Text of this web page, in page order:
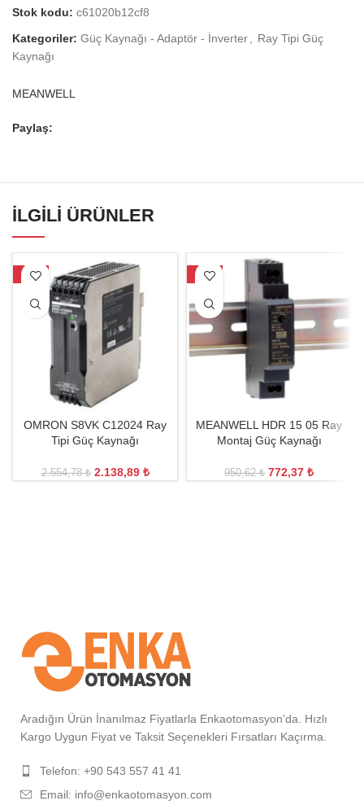
Stok kodu: c61020b12cf8
Kategoriler: Güç Kaynağı - Adaptör - İnverter
Ray Tipi Güç
Kaynağı
MEANWELL
Paylaş:
İLGILI ÜRÜNLER
-16%
OMRON S8VK C12024 Ray
Tipi Güç Kaynağı
2.554,78₺ 2.138,89 ₺
-19%
MEANWELL HDR 15 05 Ray
Montaj Güç Kaynağı
950,62₺ 772,37 ₺
Aradığın Ürün İnanılmaz Fiyatlarla Enkaotomasyon'da. Hızlı
Kargo Uygun Fiyat ve Taksit Seçenekleri Fırsatları Kaçırma.
Telefon: +90 543 557 41 41
Email: info@enkaotomasyon.com